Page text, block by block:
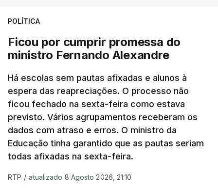
POLÍTICA
Ficou por cumprir promessa do
ministro Fernando Alexandre
Há escolas sem pautas afixadas e alunos à
espera das reapreciações. O processo não
ficou fechado na sexta-feira como estava
previsto. Vários agrupamentos receberam os
dados com atraso e erros. O ministro da
Educação tinha garantido que as pautas seriam
todas afixadas na sexta-feira.
RTP / atualizado 8 Agosto 2026, 21:10